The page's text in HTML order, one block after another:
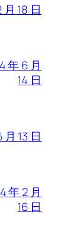
18 日
年 6 月
14 日
13 日
年 2 月
16 日